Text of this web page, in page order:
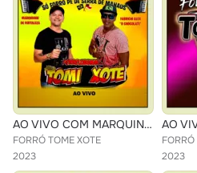
AO VIVO COM MARQUINHO DE FORTALEZA E CHOCOLATE
FORRÓ TOME XOTE
2023
AO
2023